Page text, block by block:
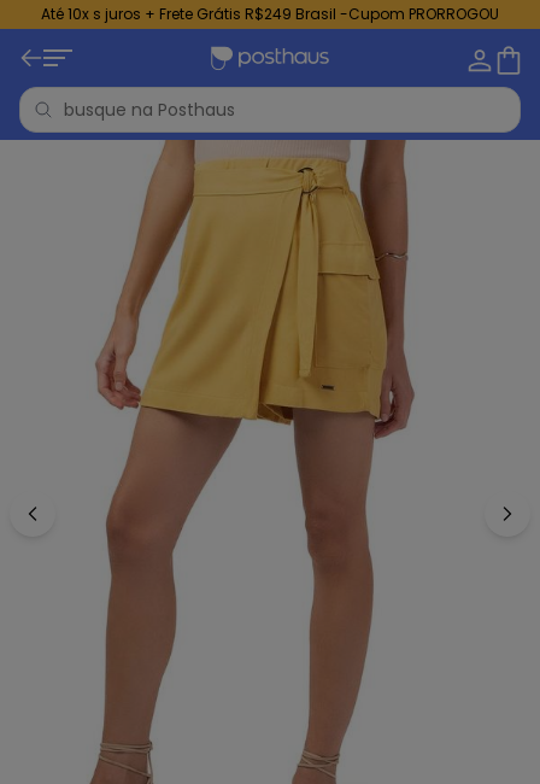
Até 10x s juros + Frete Grátis R$249 Brasil -Cupom PRORROGOU